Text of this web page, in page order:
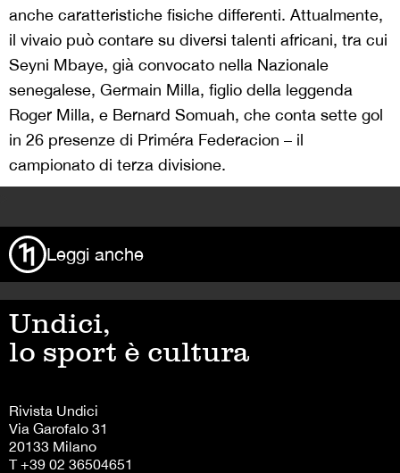
anche caratteristiche fisiche differenti. Attualmente,
il vivaio può contare su diversi talenti africani, tra cui
Seyni Mbaye, già convocato nella Nazionale
senegalese, Germain Milla, figlio della leggenda
Roger Milla, e Bernard Somuah, che conta sette gol
in 26 presenze di Priméra Federacion – il
campionato di terza divisione.
Leggi anche
Undici,
lo sport è cultura
Rivista Undici
Via Garofalo 31
20133 Milano
T +39 02 36504651